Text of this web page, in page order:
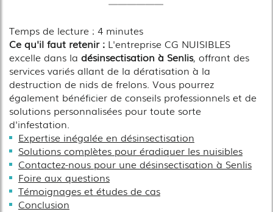
Temps de lecture : 4 minutes
Ce qu'il faut retenir : L'entreprise CG NUISIBLES
excelle dans la désinsectisation à Senlis, offrant des
services variés allant de la dératisation à la
destruction de nids de frelons. Vous pourrez
également bénéficier de conseils professionnels et de
solutions personnalisées pour toute sorte
d'infestation.
Expertise inégalée en désinsectisation
Solutions complètes pour éradiquer les nuisibles
Contactez-nous pour une désinsectisation à Senlis
Foire aux questions
Témoignages et études de cas
Conclusion